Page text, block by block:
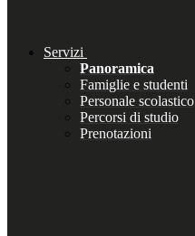
Servizi
Panoramica
Famiglie e studenti
Personale scolastico
Percorsi di studio
Prenotazioni